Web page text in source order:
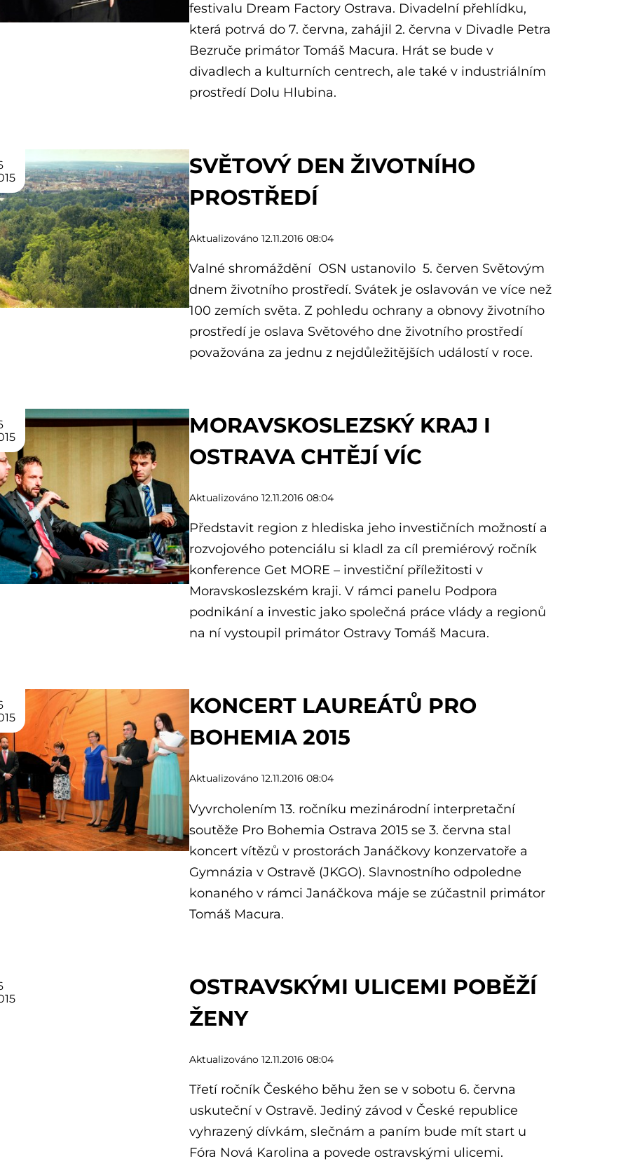
festivalu Dream Factory Ostrava. Divadelní přehlídku,
která potrvá do 7. června, zahájil 2. června v Divadle Petra
Bezruče primátor Tomáš Macura. Hrát se bude v
divadlech a kulturních centrech, ale také v industriálním
prostředí Dolu Hlubina.
SVĚTOVÝ DEN ŽIVOTNÍHO
PROSTŘEDÍ
Aktualizováno 12.11.2016 08:04
Valné shromáždění OSN ustanovilo 5. červen Světovým
dnem životního prostředí. Svátek je oslavován ve více než
100 zemích světa. Z pohledu ochrany a obnovy životního
prostředí je oslava Světového dne životního prostředí
považována za jednu z nejdůležitějších událostí v roce.
MORAVSKOSLEZSKÝ KRAJ I
OSTRAVA CHTĚJÍ VÍC
Aktualizováno 12.11.2016 08:04
Představit region z hlediska jeho investičních možností a
rozvojového potenciálu si kladl za cíl premiérový ročník
konference Get MORE – investiční příležitosti v
Moravskoslezském kraji. V rámci panelu Podpora
podnikání a investic jako společná práce vlády a regionů
na ní vystoupil primátor Ostravy Tomáš Macura.
KONCERT LAUREÁTŮ PRO
BOHEMIA 2015
Aktualizováno 12.11.2016 08:04
Vyvrcholením 13. ročníku mezinárodní interpretační
soutěže Pro Bohemia Ostrava 2015 se 3. června stal
koncert vítězů v prostorách Janáčkovy konzervatoře a
Gymnázia v Ostravě (JKGO). Slavnostního odpoledne
konaného v rámci Janáčkova máje se zúčastnil primátor
Tomáš Macura.
OSTRAVSKÝMI ULICEMI POBĚŽÍ
ŽENY
Aktualizováno 12.11.2016 08:04
Třetí ročník Českého běhu žen se v sobotu 6. června
uskuteční v Ostravě. Jediný závod v České republice
vyhrazený dívkám, slečnám a paním bude mít start u
Fóra Nová Karolina a povede ostravskými ulicemi.